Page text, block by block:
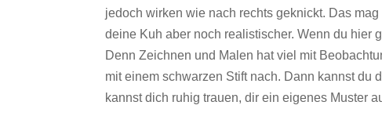
jedoch wirken wie nach rechts geknickt. Das
deine Kuh aber noch realistischer. Wenn du hier
Denn Zeichnen und Malen hat viel mit
mit einem schwarzen Stift nach. Dann kannst du
kannst dich ruhig trauen, dir ein eigenes Muster